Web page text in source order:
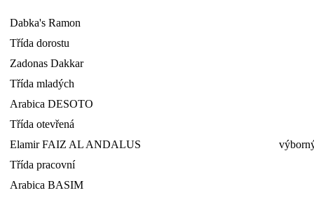
Dabka's Ramon
Třída dorostu
Zadonas Dakkar
Třída mladých
Arabica DESOTO
Třída otevřená
Elamir FAIZ AL ANDALUS
Třída pracovní
Arabica BASIM